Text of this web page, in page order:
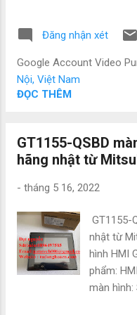
Trọng
theo máy.
và hỗ trợ
585 •
Website :
tương tự :
ZKG-
ZKG-5AN
Đăng nhận xét
Google Account Video
Nội, Việt Nam
ĐỌC THÊM
GT1155-QSBD
hãng nhật từ
- tháng 5 16, 2022
GT1155-
nhật từ
hình HMI
phẩm:
màn hình: